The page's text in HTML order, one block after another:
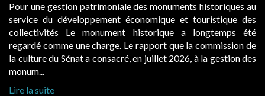
gestion patrimoniale des monuments historiques au
du développement économique et touristique des
Le monument historique a longtemps été
comme une charge. Le rapport que la commission de
du Sénat a consacré, en juillet 2026, à la gestion des
également
public,